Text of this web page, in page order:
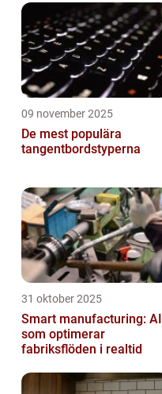
09 november 2025
De mest populära
tangentbordstyperna
31 oktober 2025
Smart manufacturing: AI
som optimerar
fabriksflöden i realtid